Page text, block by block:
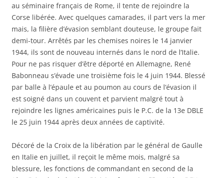
au séminaire français de Rome, il tente de rejoindre la
Corse libérée. Avec quelques camarades, il part vers la mer
mais, la filière d’évasion semblant douteuse, le groupe fait
demi-tour. Arrêtés par les chemises noires le 14 janvier
1944, ils sont de nouveau internés dans le nord de l’Italie.
Pour ne pas risquer d’être déporté en Allemagne, René
Babonneau s’évade une troisième fois le 4 juin 1944. Blessé
par balle à l’épaule et au poumon au cours de l’évasion il
est soigné dans un couvent et parvient malgré tout à
rejoindre les lignes américaines puis le P.C. de la 13e DBLE
le 25 juin 1944 après deux années de captivité.
Décoré de la Croix de la libération par le général de Gaulle
en Italie en juillet, il reçoit le même mois, malgré sa
blessure, les fonctions de commandant en second de la